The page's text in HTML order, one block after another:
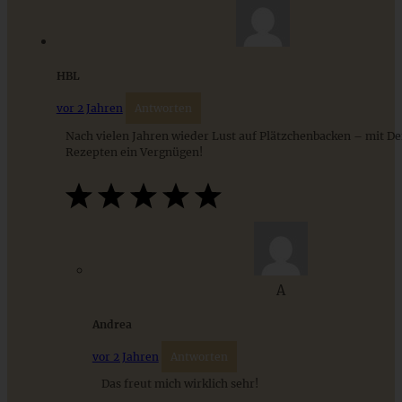
HBL
vor 2 Jahren Antworten
Nach vielen Jahren wieder Lust auf Plätzchenbacken – mit
Rezepten ein Vergnügen!
A
Andrea
vor 2 Jahren Antworten
Das freut mich wirklich sehr!